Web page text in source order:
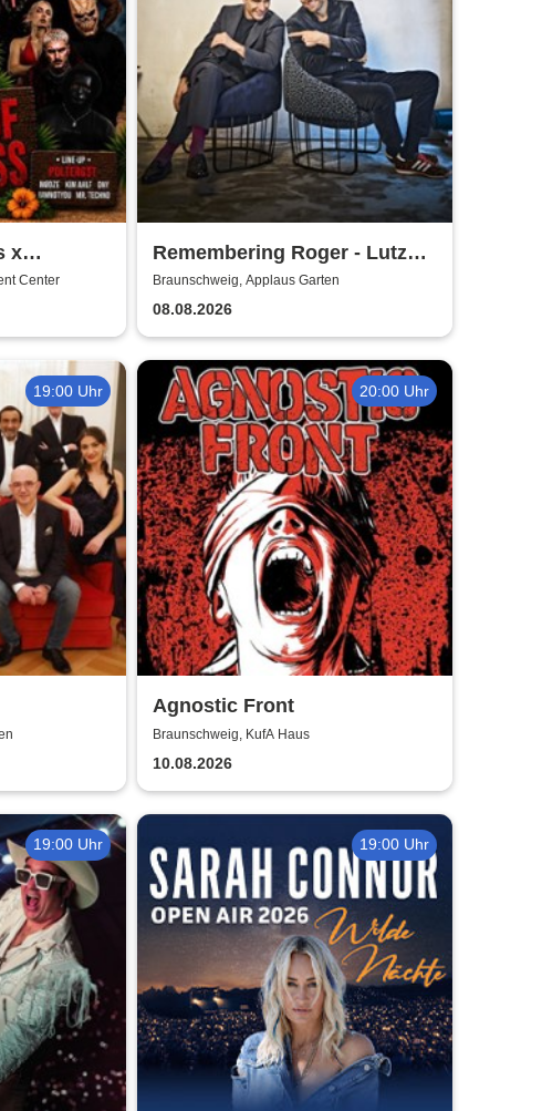
x
Center
Remembering Roger - Lutz
Krajenski Big Band feat. Atrin
Madani
Braunschweig, Applaus Garten
08.08.2026
19:00 Uhr 20:00 Uhr
Agnostic Front
Braunschweig, KufA Haus
10.08.2026
19:00 Uhr 19:00 Uhr